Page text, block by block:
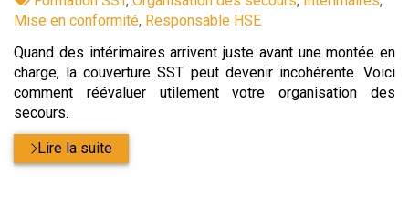
:
Mise en conformité, Responsable HSE
Quand des intérimaires arrivent juste avant une montée en
charge, la couverture SST peut devenir incohérente. Voici
comment réévaluer utilement votre organisation des
secours.
Lire la suite